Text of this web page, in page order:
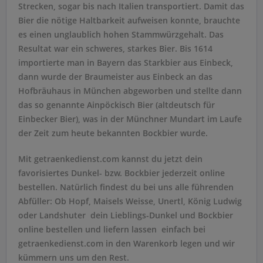
Strecken, sogar bis nach Italien transportiert. Damit das
Bier die nötige Haltbarkeit aufweisen konnte, brauchte
es einen unglaublich hohen Stammwürzgehalt. Das
Resultat war ein schweres, starkes Bier. Bis 1614
importierte man in Bayern das Starkbier aus Einbeck,
dann wurde der Braumeister aus Einbeck an das
Hofbräuhaus in München abgeworben und stellte dann
das so genannte Ainpöckisch Bier (altdeutsch für
Einbecker Bier), was in der Münchner Mundart im Laufe
der Zeit zum heute bekannten Bockbier wurde.
Mit getraenkedienst.com kannst du jetzt dein
favorisiertes Dunkel- bzw. Bockbier jederzeit online
bestellen. Natürlich findest du bei uns alle führenden
Abfüller: Ob Hopf, Maisels Weisse, Unertl, König Ludwig
oder Landshuter  dein Lieblings-Dunkel und Bockbier
online bestellen und liefern lassen  einfach bei
getraenkedienst.com in den Warenkorb legen und wir
kümmern uns um den Rest.